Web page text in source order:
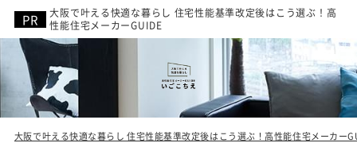
大阪で叶える快適な暮らし 住宅性能基準改定後はこう選ぶ！高
性能住宅メーカーGUIDE
大阪で叶える快適な暮らし 住宅性能基準改定後はこう選ぶ！高性能住宅メーカー